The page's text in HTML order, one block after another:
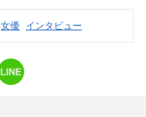
女優 インタビュー